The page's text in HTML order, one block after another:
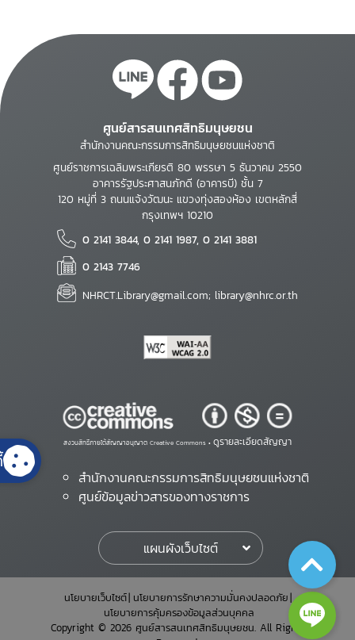
ศูนย์สารสนเทศสิทธิมนุษยชน
สำนักงานคณะกรรมการสิทธิมนุษยชนแห่งชาติ
ศูนย์ราชการเฉลิมพระเกียรติ 80 พรรษา 5 ธันวาคม 2550
อาคารรัฐประศาสนภักดี (อาคารบี) ชั้น 7
120 หมู่ที่ 3 ถนนแจ้งวัฒนะ แขวงทุ่งสองห้อง เขตหลักสี่
กรุงเทพฯ 10210
0 2141 3844, 0 2141 1987, 0 2141 3881
0 2143 7746
NHRCT.Library@gmail.com; library@nhrc.or.th
สงวนสิทธิ์ภายใต้สัญญาอนุญาต Creative Commons • ดูรายละเอียดสัญญา
สำนักงานคณะกรรมการสิทธิมนุษยชนแห่งชาติ
ศูนย์ข้อมูลข่าวสารของทางราชการ
แผนผังเว็บไซต์
นโยบายเว็บไซต์ นโยบายการรักษาความมั่นคงปลอดภัย
นโยบายการคุ้มครองข้อมูลส่วนบุคคล
Copyright © 2026 ศูนย์สารสนเทศสิทธิมนุษยชน. All Rights